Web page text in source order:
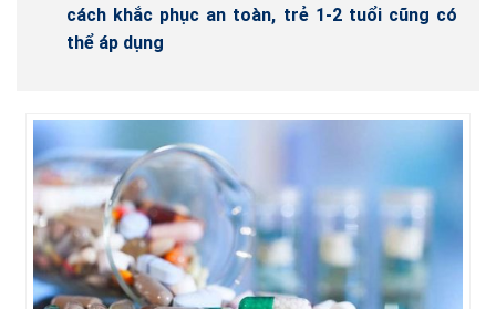
cách khắc phục an toàn, trẻ 1-2 tuổi cũng có
thể áp dụng